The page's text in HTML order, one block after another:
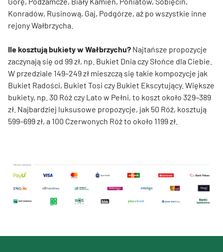
Konradów, Rusinową, Gaj, Podgórze, aż po wszystkie inne
rejony Wałbrzycha.
Ile kosztują bukiety w Wałbrzychu? Najtańsze propozycje
zaczynają się od 99 zł, np. Bukiet Dnia czy Słońce dla Ciebie.
W przedziale 149–249 zł mieszczą się takie kompozycje jak
Bukiet Radości, Bukiet Tosi czy Bukiet Ekscytujący. Większe
bukiety, np. 30 Róż czy Lato w Pełni, to koszt około 329–389
zł. Najbardziej luksusowe propozycje, jak 50 Róż, kosztują
599–699 zł, a 100 Czerwonych Róż to około 1199 zł.